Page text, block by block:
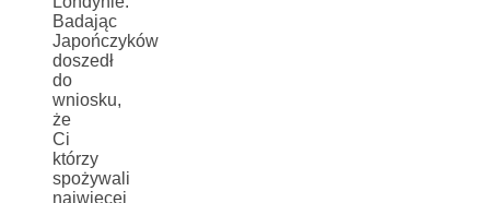
Badając
Japończyków
doszedł
do
wniosku,
że
Ci
którzy
spożywali
najwięcej